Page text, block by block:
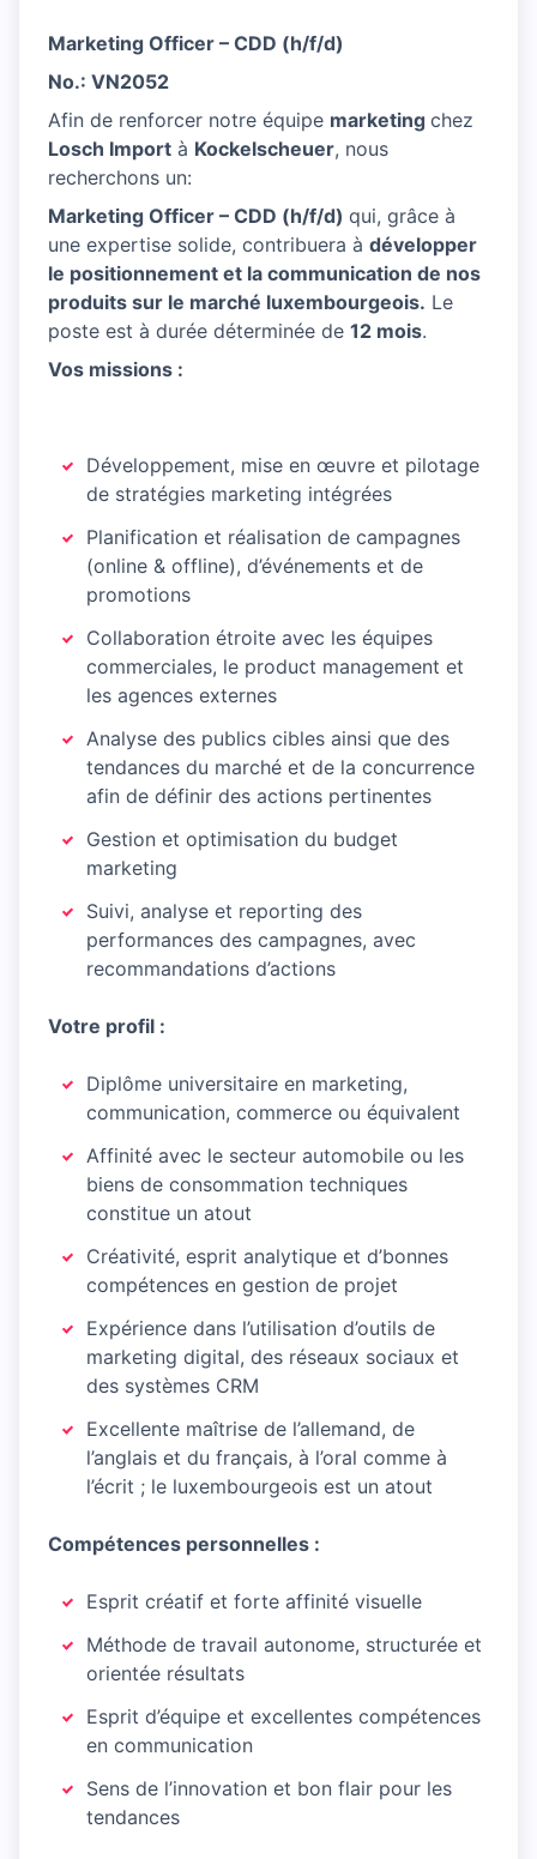
Marketing Officer – CDD (h/f/d)
No.: VN2052
Afin de renforcer notre équipe marketing chez
Losch Import à Kockelscheuer, nous
recherchons un:
Marketing Officer – CDD (h/f/d) qui, grâce à
une expertise solide, contribuera à développer
le positionnement et la communication de nos
produits sur le marché luxembourgeois. Le
poste est à durée déterminée de 12 mois.
Vos missions :
Développement, mise en œuvre et pilotage
de stratégies marketing intégrées
Planification et réalisation de campagnes
(online & offline), d’événements et de
promotions
Collaboration étroite avec les équipes
commerciales, le product management et
les agences externes
Analyse des publics cibles ainsi que des
tendances du marché et de la concurrence
afin de définir des actions pertinentes
Gestion et optimisation du budget
marketing
Suivi, analyse et reporting des
performances des campagnes, avec
recommandations d’actions
Votre profil :
Diplôme universitaire en marketing,
communication, commerce ou équivalent
Affinité avec le secteur automobile ou les
biens de consommation techniques
constitue un atout
Créativité, esprit analytique et d’bonnes
compétences en gestion de projet
Expérience dans l’utilisation d’outils de
marketing digital, des réseaux sociaux et
des systèmes CRM
Excellente maîtrise de l’allemand, de
l’anglais et du français, à l’oral comme à
l’écrit ; le luxembourgeois est un atout
Compétences personnelles :
Esprit créatif et forte affinité visuelle
Méthode de travail autonome, structurée et
orientée résultats
Esprit d’équipe et excellentes compétences
en communication
Sens de l’innovation et bon flair pour les
tendances